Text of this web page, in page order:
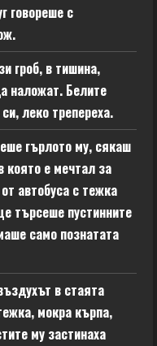
говореше с
гроб, в тишина,
наложат. Белите
леко трепереха.
гърлото му, сякаш
която е мечтал за
автобуса с тежка
търсеше пустинните
само познатата
в стаята
мокра кърпа,
му застинаха